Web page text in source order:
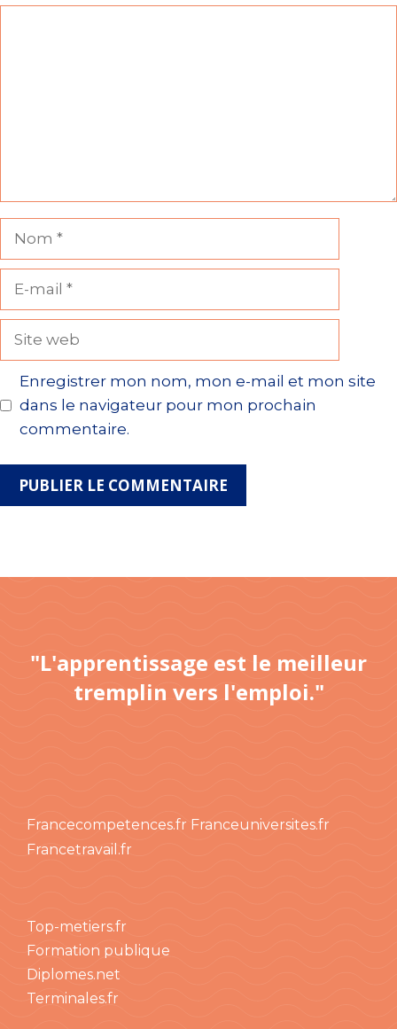
Nom
Site
Enregistrer mon nom, mon e-mail et mon site
dans le navigateur pour mon prochain
commentaire.
"L'apprentissage est le meilleur
tremplin vers l'emploi."
Francecompetences.fr Franceuniversites.fr
Francetravail.fr
Top-metiers.fr
Formation publique
Diplomes.net
Terminales.fr